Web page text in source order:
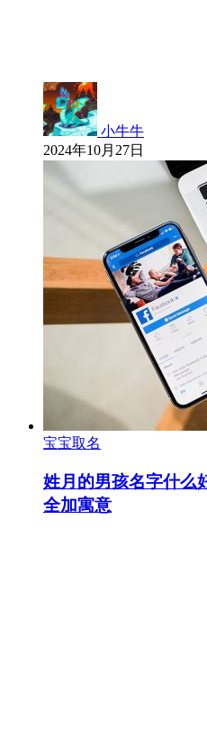
小牛牛
2024年10月27日
宝宝取名
姓月的男孩名字什么
全加寓意